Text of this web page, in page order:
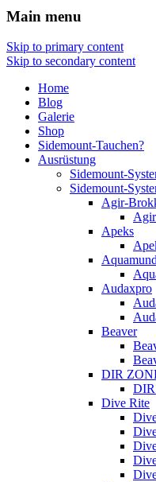
Main menu
Skip to primary content
Skip to secondary content
Home
Blog
Galerie
Shop
Sidemount-Tauchen?
Ausrüstung
Sidemount-
Sidemount-
Agir-
Apeks
Audaxpro
Beaver
DIR
Dive Rite